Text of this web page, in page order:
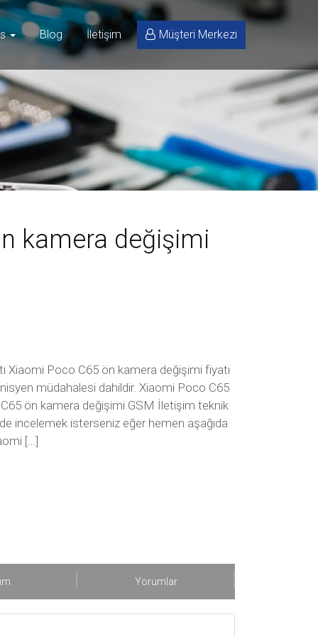
Blog İletişim Müşteri Merkezi
kamera değişimi
Xiaomi Poco C65 ön kamera değişimi fiyatı
müdahalesi dahildir. Xiaomi Poco C65
ön kamera değişimi GSM İletişim teknik
incelemek isterseniz eğer hemen aşağıda
[…]
Yorumlar